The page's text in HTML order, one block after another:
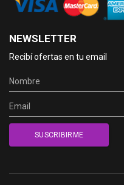
NEWSLETTER
Recibí ofertas en tu email